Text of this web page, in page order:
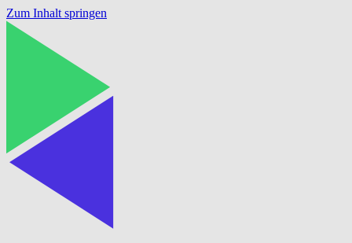
Zum Inhalt springen